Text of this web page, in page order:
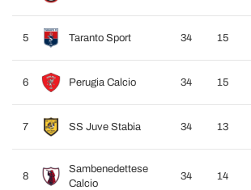
5 Taranto Sport 34 15
6 Perugia Calcio 34 15
7 SS Juve Stabia 34 13
8
Sambenedettese
Calcio
34 14